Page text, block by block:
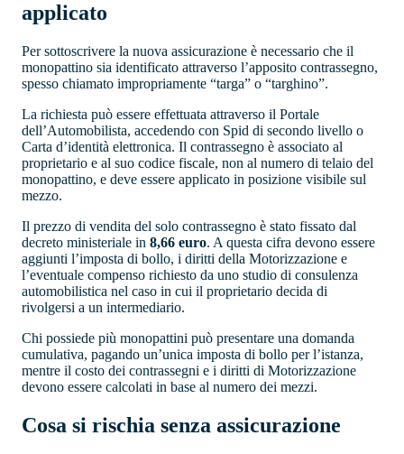
applicato
Per sottoscrivere la nuova assicurazione è necessario che il
monopattino sia identificato attraverso l’apposito contrassegno,
spesso chiamato impropriamente “targa” o “targhino”.
La richiesta può essere effettuata attraverso il Portale
dell’Automobilista, accedendo con Spid di secondo livello o
Carta d’identità elettronica. Il contrassegno è associato al
proprietario e al suo codice fiscale, non al numero di telaio del
monopattino, e deve essere applicato in posizione visibile sul
mezzo.
Il prezzo di vendita del solo contrassegno è stato fissato dal
decreto ministeriale in 8,66 euro. A questa cifra devono essere
aggiunti l’imposta di bollo, i diritti della Motorizzazione e
l’eventuale compenso richiesto da uno studio di consulenza
automobilistica nel caso in cui il proprietario decida di
rivolgersi a un intermediario.
Chi possiede più monopattini può presentare una domanda
cumulativa, pagando un’unica imposta di bollo per l’istanza,
mentre il costo dei contrassegni e i diritti di Motorizzazione
devono essere calcolati in base al numero dei mezzi.
Cosa si rischia senza assicurazione